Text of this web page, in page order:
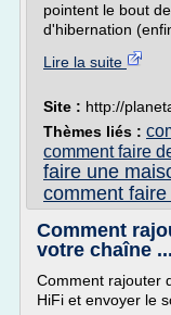
pointent le bout
d'hibernation
Lire la suite
Site : http://
Thèmes liés :
comment faire
faire une
comment
Comment
votre chaîne ...
Comment rajouter
HiFi et envoyer le